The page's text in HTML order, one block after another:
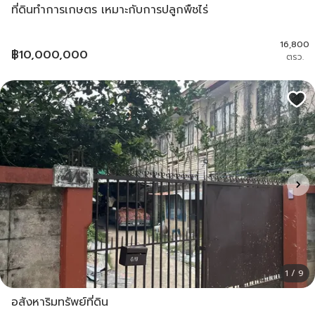
ที่ดินทำการเกษตร เหมาะกับการปลูกพืชไร่
฿10,000,000
16,800
ตรว.
1 / 9
อสังหาริมทรัพย์ที่ดิน